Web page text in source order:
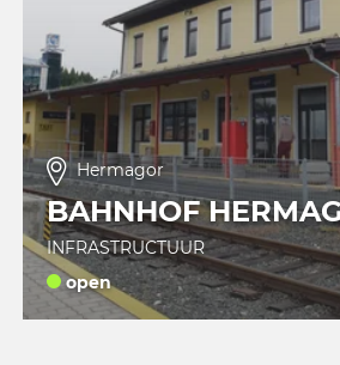
Hermagor
BAHNHOF
INFRASTRUCTUUR
open